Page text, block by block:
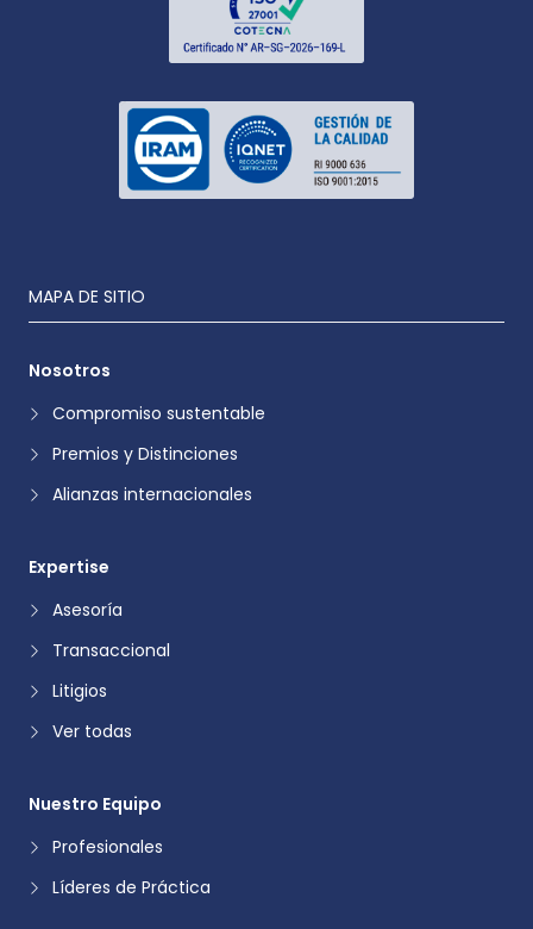
MAPA DE SITIO
Nosotros
Compromiso sustentable
Premios y Distinciones
Alianzas internacionales
Expertise
Asesoría
Transaccional
Litigios
Ver todas
Nuestro Equipo
Profesionales
Líderes de Práctica